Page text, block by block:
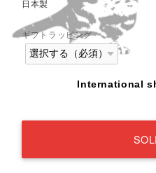
日本製
ギフトラッピング
International